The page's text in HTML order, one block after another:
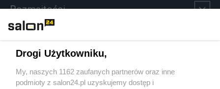
Rozmaitości
Sport
Drogi Użytkowniku,
My, naszych 1162 zaufanych partnerów oraz inne
podmioty z salon24.pl uzyskujemy dostęp i